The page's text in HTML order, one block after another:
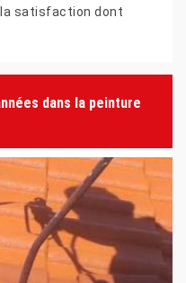
la satisfaction dont
dans la peinture